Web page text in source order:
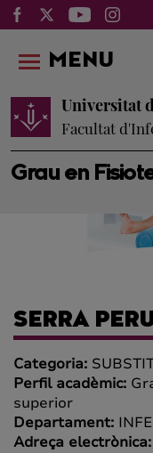
Grau en
Universitat
Facultat
MENU
SERRA
Categoria:
Perfil acadèmic:
superior
Departament:
Adreça electrònica: